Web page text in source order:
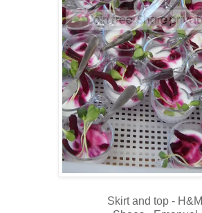
Skirt and top - H&M